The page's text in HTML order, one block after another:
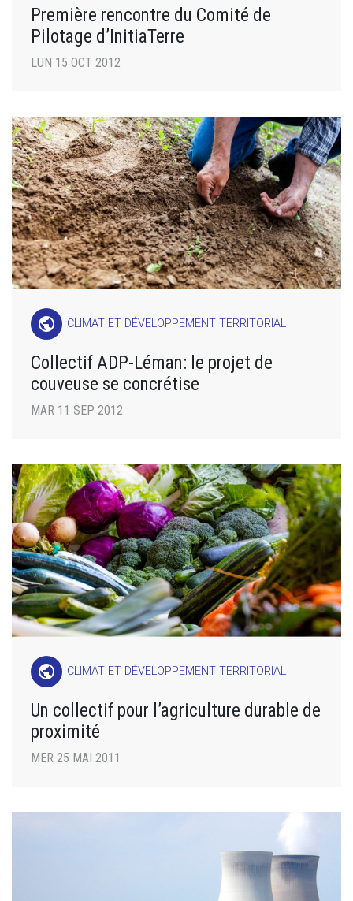
Première rencontre du Comité de
Pilotage d’InitiaTerre
LUN 15 OCT 2012
public CLIMAT ET DÉVELOPPEMENT TERRITORIAL
Collectif ADP-Léman: le projet de
couveuse se concrétise
MAR 11 SEP 2012
public CLIMAT ET DÉVELOPPEMENT TERRITORIAL
Un collectif pour l’agriculture durable de
proximité
MER 25 MAI 2011